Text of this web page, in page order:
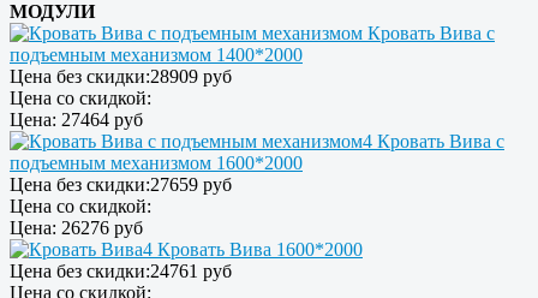
МОДУЛИ
Кровать Вива с
подъемным механизмом 1400*2000
Цена без скидки:28909 руб
Цена со скидкой:
Цена: 27464 руб
Кровать Вива с
подъемным механизмом 1600*2000
Цена без скидки:27659 руб
Цена со скидкой:
Цена: 26276 руб
Кровать Вива 1600*2000
Цена без скидки:24761 руб
Цена со скидкой: